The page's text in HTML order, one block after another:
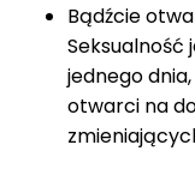
Bądźcie
Seksualność
jednego
otwarci na